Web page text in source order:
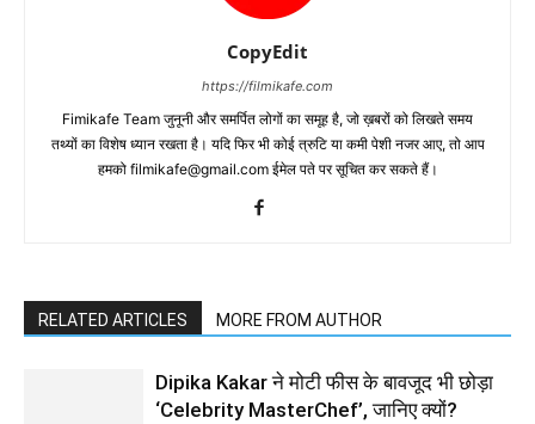
CopyEdit
https://filmikafe.com
Fimikafe Team जुनूनी और समर्पित लोगों का समूह है, जो ख़बरों को लिखते समय
तथ्‍यों का विशेष ध्‍यान रखता है। यदि फिर भी कोई त्रुटि या कमी पेशी नजर आए, तो आप
हमको filmikafe@gmail.com ईमेल पते पर सूचित कर सकते हैं।
RELATED ARTICLES MORE FROM AUTHOR
Dipika Kakar ने मोटी फीस के बावजूद भी छोड़ा
‘Celebrity MasterChef’, जानिए क्यों?